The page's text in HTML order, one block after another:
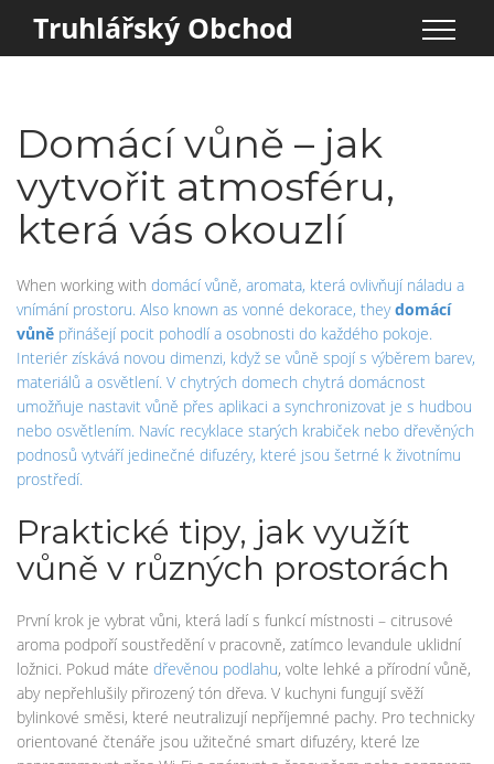
Truhlářský Obchod
Domácí vůně – jak
vytvořit atmosféru,
která vás okouzlí
When working with domácí vůně, aromata, která ovlivňují náladu a
vnímání prostoru. Also known as vonné dekorace, theydomácí
vůně přinášejí pocit pohodlí a osobnosti do každého pokoje.
Interiér získává novou dimenzi, když se vůně spojí s výběrem barev,
materiálů a osvětlení. V chytrých domech chytrá domácnost
umožňuje nastavit vůně přes aplikaci a synchronizovat je s hudbou
nebo osvětlením. Navíc recyklace starých krabiček nebo dřevěných
podnosů vytváří jedinečné difuzéry, které jsou šetrné k životnímu
prostředí.
Praktické tipy, jak využít
vůně v různých prostorách
První krok je vybrat vůni, která ladí s funkcí místnosti – citrusové
aroma podpoří soustředění v pracovně, zatímco levandule uklidní
ložnici. Pokud máte dřevěnou podlahu, volte lehké a přírodní vůně,
aby nepřehlušily přirozený tón dřeva. V kuchyni fungují svěží
bylinkové směsi, které neutralizují nepříjemné pachy. Pro technicky
orientované čtenáře jsou užitečné smart difuzéry, které lze